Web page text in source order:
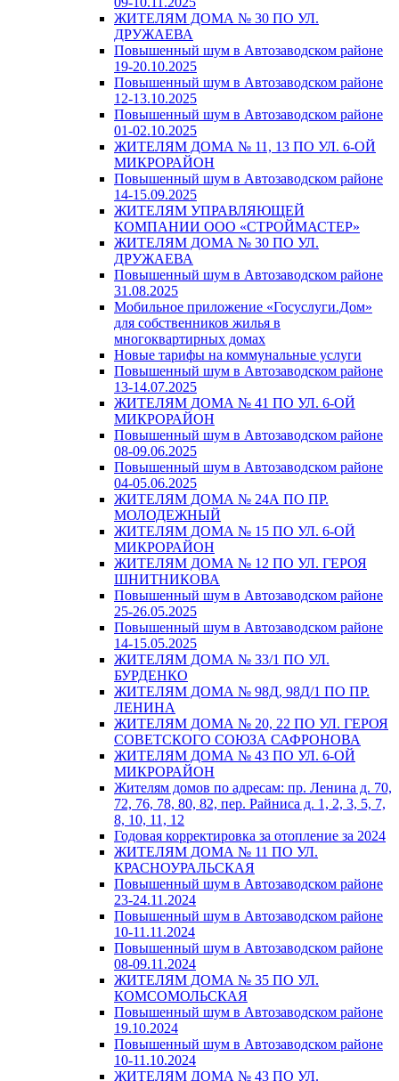
ЖИТЕЛЯМ ДОМА № 30 ПО УЛ.
ДРУЖАЕВА
Повышенный шум в Автозаводском районе
19-20.10.2025
Повышенный шум в Автозаводском районе
12-13.10.2025
Повышенный шум в Автозаводском районе
01-02.10.2025
ЖИТЕЛЯМ ДОМА № 11, 13 ПО УЛ. 6-ОЙ
МИКРОРАЙОН
Повышенный шум в Автозаводском районе
14-15.09.2025
ЖИТЕЛЯМ УПРАВЛЯЮЩЕЙ
КОМПАНИИ ООО «СТРОЙМАСТЕР»
ЖИТЕЛЯМ ДОМА № 30 ПО УЛ.
ДРУЖАЕВА
Повышенный шум в Автозаводском районе
31.08.2025
Мобильное приложение «Госуслуги.Дом»
для собственников жилья в
многоквартирных домах
Новые тарифы на коммунальные услуги
Повышенный шум в Автозаводском районе
13-14.07.2025
ЖИТЕЛЯМ ДОМА № 41 ПО УЛ. 6-ОЙ
МИКРОРАЙОН
Повышенный шум в Автозаводском районе
08-09.06.2025
Повышенный шум в Автозаводском районе
04-05.06.2025
ЖИТЕЛЯМ ДОМА № 24А ПО ПР.
МОЛОДЕЖНЫЙ
ЖИТЕЛЯМ ДОМА № 15 ПО УЛ. 6-ОЙ
МИКРОРАЙОН
ЖИТЕЛЯМ ДОМА № 12 ПО УЛ. ГЕРОЯ
ШНИТНИКОВА
Повышенный шум в Автозаводском районе
25-26.05.2025
Повышенный шум в Автозаводском районе
14-15.05.2025
ЖИТЕЛЯМ ДОМА № 33/1 ПО УЛ.
БУРДЕНКО
ЖИТЕЛЯМ ДОМА № 98Д, 98Д/1 ПО ПР.
ЛЕНИНА
ЖИТЕЛЯМ ДОМА № 20, 22 ПО УЛ. ГЕРОЯ
СОВЕТСКОГО СОЮЗА САФРОНОВА
ЖИТЕЛЯМ ДОМА № 43 ПО УЛ. 6-ОЙ
МИКРОРАЙОН
Жителям домов по адресам: пр. Ленина д. 70,
72, 76, 78, 80, 82, пер. Райниса д. 1, 2, 3, 5, 7,
8, 10, 11, 12
Годовая корректировка за отопление за 2024
ЖИТЕЛЯМ ДОМА № 11 ПО УЛ.
КРАСНОУРАЛЬСКАЯ
Повышенный шум в Автозаводском районе
23-24.11.2024
Повышенный шум в Автозаводском районе
10-11.11.2024
Повышенный шум в Автозаводском районе
08-09.11.2024
ЖИТЕЛЯМ ДОМА № 35 ПО УЛ.
КОМСОМОЛЬСКАЯ
Повышенный шум в Автозаводском районе
19.10.2024
Повышенный шум в Автозаводском районе
10-11.10.2024
ЖИТЕЛЯМ ДОМА № 43 ПО УЛ.